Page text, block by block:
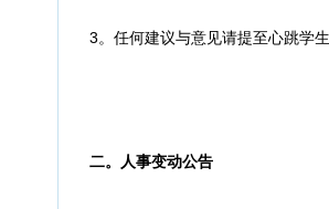
3。任何建议与意见请提至心跳学
二。人事变动公告